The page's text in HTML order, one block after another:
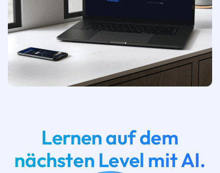
Lernen auf dem
nächsten Level mit AI.